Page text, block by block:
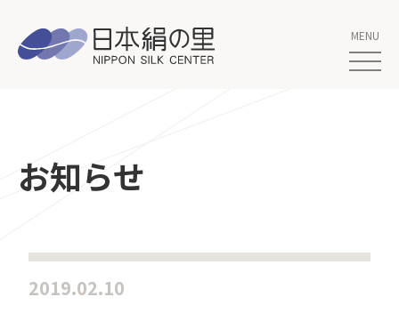
お知らせ
2019.02.10